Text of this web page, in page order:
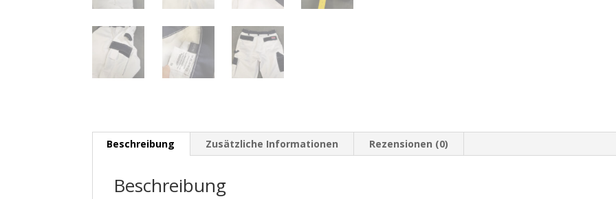
Beschreibung Zusätzliche Informationen Rezensionen (0)
Beschreibung